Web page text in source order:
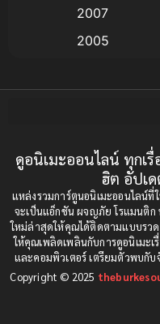
Big tits (นมใหญ่)
Bitch (ผู้หญิงร่าน)
Bondage (ทาส)(1)
boys love(1)
Censored (เซ็นเซอร์)
Comedy (ตลก) (85)
2007
2005
1997
1993
1991
1989
1987
ดูอนิเมะออนไลน์ ทุกเ
ฮิต อัปเ
แหล่งรวมการ์ตูนอนิเมะออนไลน์
จะเป็นแอ็กชัน ผจญภัย โรแมนติก
ใหม่ล่าสุดให้คุณได้ติดตามแบบรว
ให้คุณเพลิดเพลินกับการดูอนิเมะเ
และคอมพิวเตอร์ เตรียมตัวพบกั
Copyright © 2025